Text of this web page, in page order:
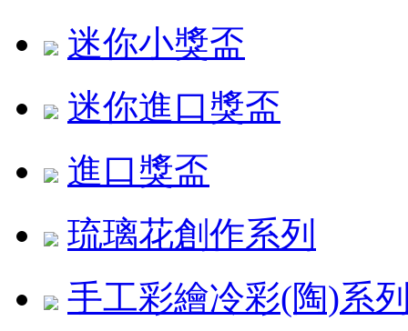
迷你小獎盃
迷你進口獎盃
進口獎盃
琉璃花創作系列
手工彩繪冷彩(陶)系